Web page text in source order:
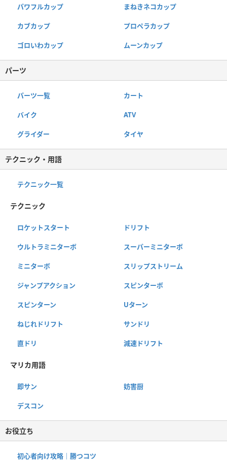
パワフルカップ まねきネコカップ
カブカップ プロペラカップ
ゴロいわカップ ムーンカップ
パーツ
パーツ一覧 カート
バイク ATV
グライダー タイヤ
テクニック・用語
テクニック一覧
テクニック
ロケットスタート ドリフト
ウルトラミニターボ スーパーミニターボ
ミニターボ スリップストリーム
ジャンプアクション スピンターボ
スピンターン Uターン
ねじれドリフト サンドリ
直ドリ 減速ドリフト
マリカ用語
即サン 妨害厨
デスコン
お役立ち
初心者向け攻略｜勝つコツ